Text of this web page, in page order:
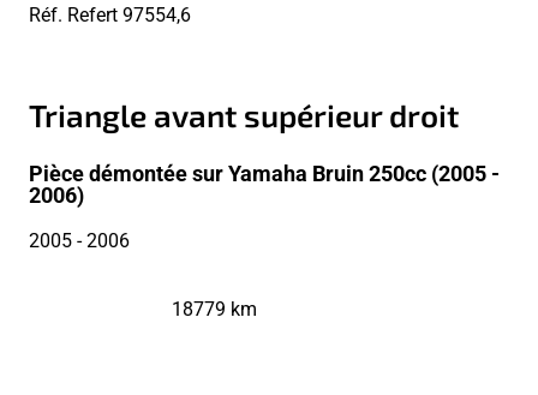
Réf. Refert97554,6
Triangle avant supérieur droit
Pièce démontée sur Yamaha Bruin 250cc (2005 -
2006)
2005- 2006
18779 km